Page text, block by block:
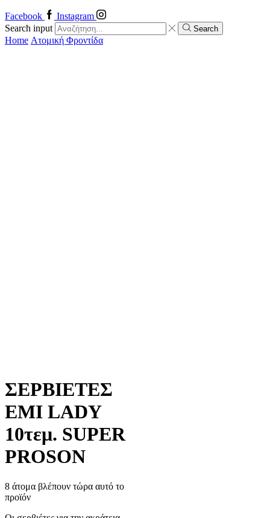
Facebook
Instagram
Search input
Search
Home Ατομική Φροντίδα
ΣΕΡΒΙΕΤΕΣ
EMI LADY
10τεμ. SUPER
PROSON
8 άτομα βλέπουν τώρα αυτό το
προϊόν